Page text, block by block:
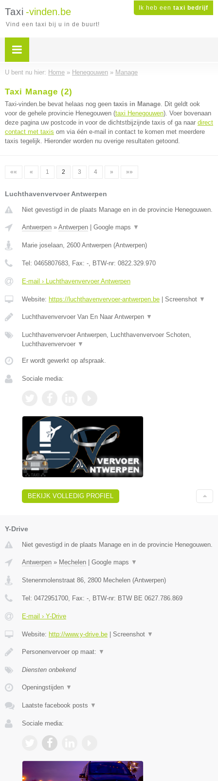
Ik heb een taxi bedrijf
Taxi -vinden.be
Vind een taxi bij u in de buurt!
U bent nu hier: Home » Henegouwen » Manage
Taxi Manage (2)
Taxi-vinden.be bevat helaas nog geen taxis in Manage. Dit geldt ook
voor de gehele provincie Henegouwen (taxi Henegouwen). Voer bovenaan
deze pagina uw postcode in voor de dichtstbijzijnde taxis of ga naar direct
contact met taxis om via één e-mail in contact te komen met meerdere
taxis tegelijk. Hieronder worden nu overige resultaten getoond.
«« « 1 2 3 4 » »»
Luchthavenvervoer Antwerpen
Niet gevestigd in de plaats Manage en in de provincie Henegouwen.
Antwerpen » Antwerpen Google maps ▼
Marie joselaan, 2600 Antwerpen (Antwerpen)
Tel: 0465807683, Fax: -, BTW-nr: 0822.329.970
E-mail › Luchthavenvervoer Antwerpen
Website: https://luchthavenvervoer-antwerpen.be Screenshot ▼
Luchthavenvervoer Van En Naar Antwerpen ▼
Luchthavenvervoer Antwerpen, Luchthavenvervoer Schoten,
Luchthavenvervoer ▼
Er wordt gewerkt op afspraak.
Sociale media:
BEKIJK VOLLEDIG PROFIEL
Y-Drive
Niet gevestigd in de plaats Manage en in de provincie Henegouwen.
Antwerpen » Mechelen Google maps ▼
Stenenmolenstraat 86 2800 Mechelen (Antwerpen)
Tel: 0472951700 , Fax: - , BTW-nr: BTW BE 0627.786.869
E-mail › Y-Drive
Website: http://www.y-drive.be Screenshot ▼
Personenvervoer op maat: ▼
Diensten onbekend
Openingstijden ▼
Laatste facebook posts ▼
Sociale media: